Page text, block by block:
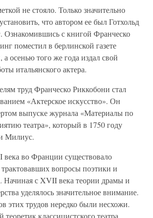
не стояло. Только значительно
что автором ее был Готхольд
Ознакомившись с книгой Франческо
поместил в берлинской газете
осенью того же года издал свой
итальянского актера.
труд Франческо Риккобони стал
«Актерское искусство». Он
выпуске журнала «Материалы по
театра», который в 1750 году
Милиус.
во Франции существовало
трактовавших вопросы поэтики и
Начиная с XVII века теории драмы и
уделялось значительное внимание.
этих трудов нередко были несхожи.
классицистского театра